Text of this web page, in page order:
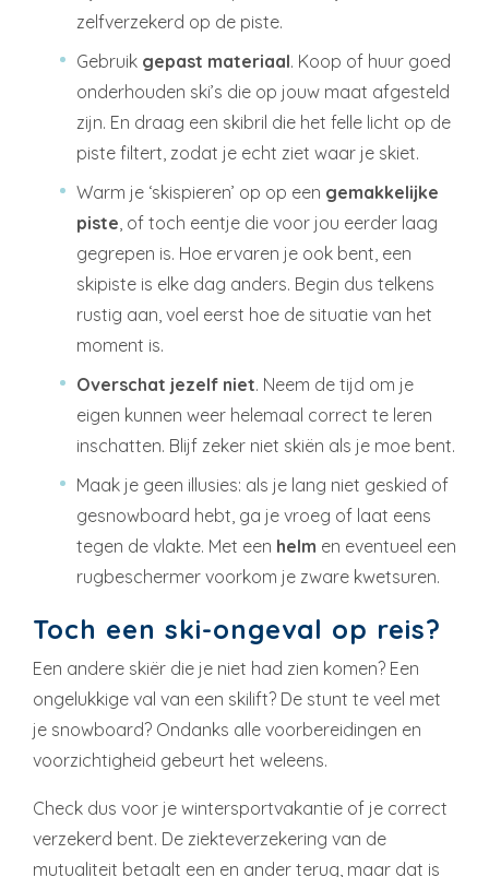
zelfverzekerd op de piste.
Gebruik gepast materiaal. Koop of huur goed
onderhouden ski’s die op jouw maat afgesteld
zijn. En draag een skibril die het felle licht op de
piste filtert, zodat je echt ziet waar je skiet.
Warm je ‘skispieren’ op op een gemakkelijke
piste , of toch eentje die voor jou eerder laag
gegrepen is. Hoe ervaren je ook bent, een
skipiste is elke dag anders. Begin dus telkens
rustig aan, voel eerst hoe de situatie van het
moment is.
Overschat jezelf niet. Neem de tijd om je
eigen kunnen weer helemaal correct te leren
inschatten. Blijf zeker niet skiën als je moe bent.
Maak je geen illusies: als je lang niet geskied of
gesnowboard hebt, ga je vroeg of laat eens
tegen de vlakte. Met een helm en eventueel een
rugbeschermer voorkom je zware kwetsuren.
Toch een ski-ongeval op reis?
Een andere skiër die je niet had zien komen? Een
ongelukkige val van een skilift? De stunt te veel met
je snowboard? Ondanks alle voorbereidingen en
voorzichtigheid gebeurt het weleens.
Check dus voor je wintersportvakantie of je correct
verzekerd bent. De ziekteverzekering van de
mutualiteit betaalt een en ander terug, maar dat is